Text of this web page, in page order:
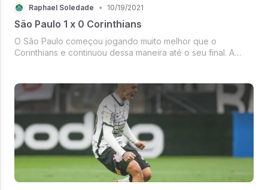
Raphael Soledade • 10/19/2021
São Paulo 1 x 0 Corinthians
O São Paulo começou jogando muito melhor que o
Corinthians e continuou dessa maneira até o seu final. A
jogadas se deram nas...